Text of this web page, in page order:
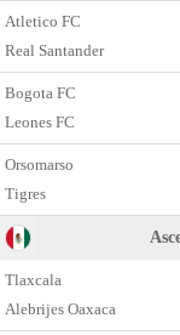
Atletico FC
Real Santander
Bogota FC
Leones FC
Orsomarso
Tigres
Tlaxcala
Alebrijes Oaxaca